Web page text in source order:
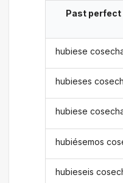
Past perfect
hubiese
hubieses
hubiese
hubiésemos
hubieseis